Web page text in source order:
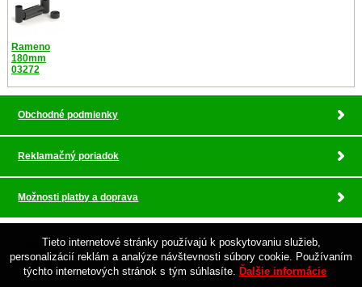
Rameno
180mm
03272
Obchodné podmienky
Reklamačný poriadok
Možnosti platby a doprava
© 2026 Pokladnicne centrum , profesionalny servis •tvorba eshopu cez UNIobchod
webhostingspoločnostiWEBYGROUP
Tieto internetové stránky používajú k poskytovaniu služieb,
personalizácií reklám a analýze návštevnosti súbory cookie. Používaním
týchto internetových stránok s tým súhlasíte. Ďalšie informácie